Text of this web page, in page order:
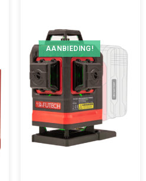
AANBIEDING!